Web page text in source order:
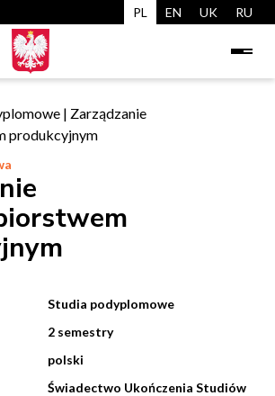
PL EN UK RU
| Zarządzanie
produkcyjnym
Studia podyplomowe
2 semestry
polski
Świadectwo Ukończenia Studiów